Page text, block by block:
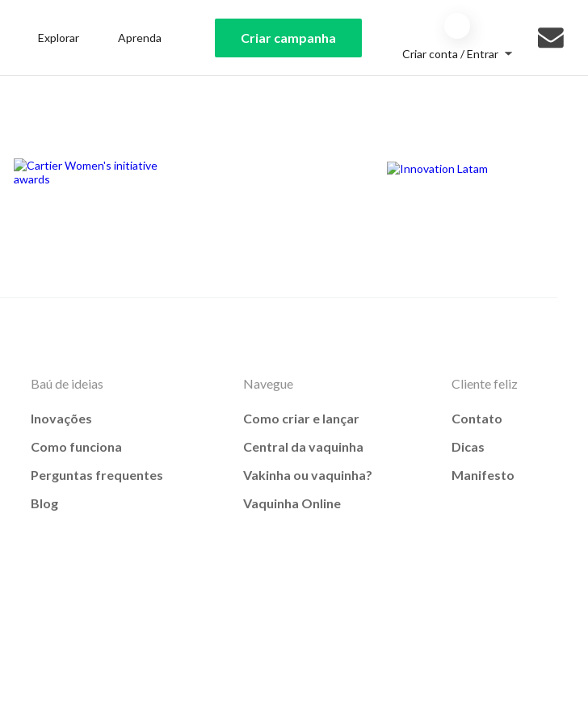
Explorar Aprenda Criar campanha
Criar conta / Entrar
Baú de ideias
Inovações
Como funciona
Perguntas frequentes
Blog
Navegue
Como criar e lançar
Central da vaquinha
Vakinha ou vaquinha?
Vaquinha Online
Cliente feliz
Contato
Dicas
Manifesto